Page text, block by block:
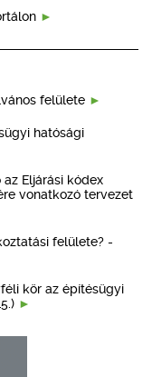
felülete
hatósági
Eljárási kódex
vonatkozó tervezet
felülete? -
kör az építésügyi